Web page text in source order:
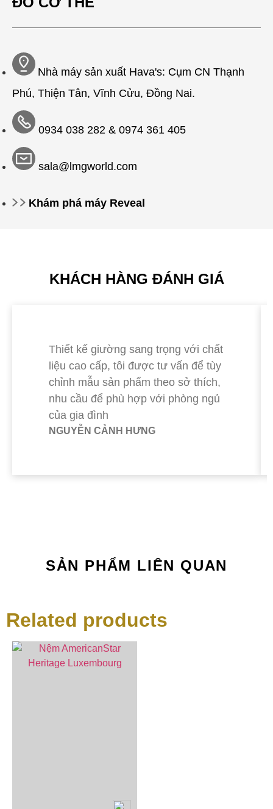
Nhà máy sản xuất Hava's: Cụm CN Thạnh
Phú, Thiện Tân, Vĩnh Cửu, Đồng Nai.
0934 038 282 &0974 361 405
sala@lmgworld.com
Khám phá máy Reveal
KHÁCH HÀNG ĐÁNH GIÁ
Thiết kế giường sang trọng với chất
liệu cao cấp, tôi được tư vấn để tùy
chỉnh mẫu sản phẩm theo sở thích,
nhu cầu để phù hợp với phòng ngủ
của gia đình
NGUYỄN CẢNH HƯNG
SẢN PHẨM LIÊN QUAN
Related products